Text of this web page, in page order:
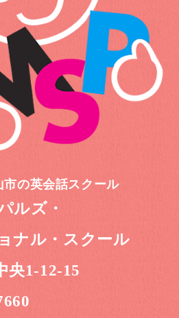
の英会話スクール
ルズ・
ナル・スクール
央1-12-15